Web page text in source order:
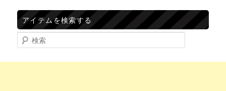
アイテムを検索する
検索